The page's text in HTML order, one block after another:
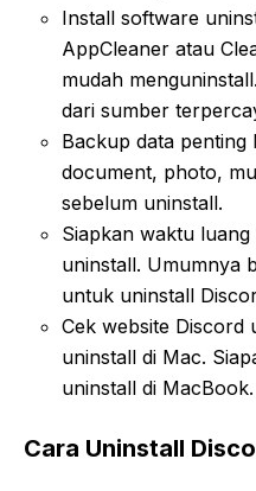
Install software
AppCleaner atau
mudah
dari sumber
Backup data penting
document, photo,
sebelum uninstall.
Siapkan waktu
uninstall. Umumnya
untuk uninstall
Cek website
uninstall di Mac.
uninstall di MacBook.
Cara Uninstall